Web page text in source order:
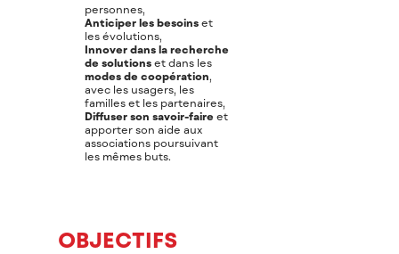
personnes,
Anticiper les besoins et
les évolutions,
Innover dans la recherche
de solutions et dans les
modes de coopération,
avec les usagers, les
familles et les partenaires,
Diffuser son savoir-faire et
apporter son aide aux
associations poursuivant
les mêmes buts.
OBJECTIFS